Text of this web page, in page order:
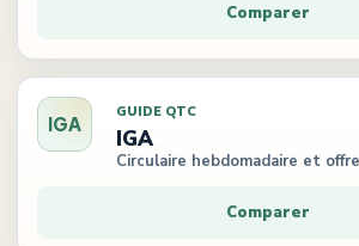
Comparer
IGA GUIDE QTC
IGA
Circulaire hebdomadaire et
Comparer